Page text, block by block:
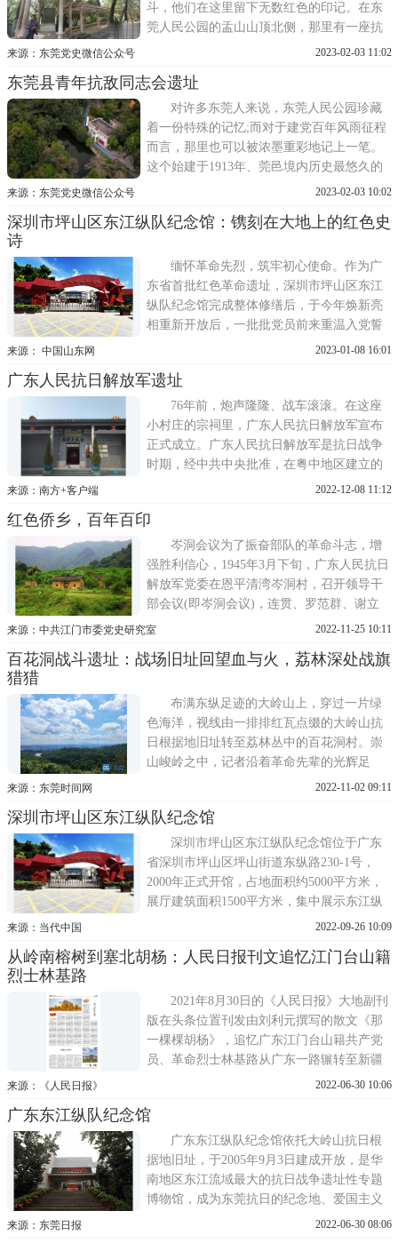
斗，他们在这里留下无数红色的印记。在东
莞人民公园的盂山山顶北侧，那里有一座抗
日亭碑。老模首战东江畔，榴花塔下显忠
东莞抗日模范壮丁队成立50周年而建的纪念
亭。立碑勒石，以铭先烈励后人。正在亭中
休息的万江人何万昌抚摸着
来源：东莞党史微信公众号 2023-02-03 11:02
东莞县青年抗敌同志会遗址
对许多东莞人来说，东莞人民公园珍藏
着一份特殊的记忆;而对于建党百年风雨征程
而言，那里也可以被浓墨重彩地记上一笔。
这个始建于1913年、莞邑境内历史最悠久的
公园，有着悠久的革命传统，许多革命志士
县青年抗敌同志会遗址就位于东莞人民公园
说着那段波澜壮阔的历
来源：东莞党史微信公众号 2023-02-03 10:02
深圳市坪山区东江纵队纪念馆：镌刻在大地上的红色史
诗
缅怀革命先烈，筑牢初心使命。作为广
东省首批红色革命遗址，深圳市坪山区东江
纵队纪念馆完成整体修缮后，于今年焕新亮
相重新开放后，一批批党员前来重温入党誓
词;一队队学生来到纪念馆聆听党史，记录心
事业单位、武警支队、学校等数十个社会团
体，超过万人次到访参观。坪山区东江纵队
纪念馆，是深圳重要的
来源： 中国山东网 2023-01-08 16:01
广东人民抗日解放军遗址
76年前，炮声隆隆、战车滚滚。在这座
小村庄的宗祠里，广东人民抗日解放军宣布
正式成立。广东人民抗日解放军是抗日战争
时期，经中共中央批准，在粤中地区建立的
来源：南方+客户端 2022-12-08 11:12
红色侨乡，百年百印
岑洞会议为了振奋部队的革命斗志，增
强胜利信心，1945年3月下旬，广东人民抗日
解放军党委在恩平清湾岑洞村，召开领导干
部会议(即岑洞会议)，连贯、罗范群、谢立
全、刘田夫等主要领导参加了这次会议。会
总结;部队主要领导采取"小整风"的形式，开
要问题，分析部队遭受
来源：中共江门市委党史研究室 2022-11-25 10:11
百花洞战斗遗址：战场旧址回望血与火，荔林深处战旗
猎猎
布满东纵足迹的大岭山上，穿过一片绿
色海洋，视线由一排排红瓦点缀的大岭山抗
日根据地旧址转至荔林丛中的百花洞村。崇
山峻岭之中，记者沿着革命先辈的光辉足
迹，聆听红色故事，感悟红色力量。号角吹
高亢。荔林深处战旗红，全民抗日志气
高!1941年6月，百花洞村，日军穷途末路，
在烟幕弹下仓皇逃走，华南日
来源：东莞时间网 2022-11-02 09:11
深圳市坪山区东江纵队纪念馆
深圳市坪山区东江纵队纪念馆位于广东
省深圳市坪山区坪山街道东纵路230-1号，
2000年正式开馆，占地面积约5000平方米，
展厅建筑面积1500平方米，集中展示东江纵
队光辉历程和重大贡献。这里是东江纵队的
目前，东纵纪念馆被评为广东省爱国主义教
教育基地、首批广东省红色革
来源：当代中国 2022-09-26 10:09
从岭南榕树到塞北胡杨：人民日报刊文追忆江门台山籍
烈士林基路
2021年8月30日的《人民日报》大地副刊
版在头条位置刊发由刘利元撰写的散文《那
一棵棵胡杨》，追忆广东江门台山籍共产党
员、革命烈士林基路从广东一路辗转至新疆
从事革命工作，并最终为党为人民献出宝贵
精神。以下为原文：村头一株大榕树，绿油
油的叶片在太阳的照耀下反射着光芒，须根
像层层门帘一般垂着。
来源：《人民日报》 2022-06-30 10:06
广东东江纵队纪念馆
广东东江纵队纪念馆依托大岭山抗日根
据地旧址，于2005年9月3日建成开放，是华
南地区东江流域最大的抗日战争遗址性专题
博物馆，成为东莞抗日的纪念地、爱国主义
教育的重要基地和世界反法西斯战争的见证
来源：东莞日报 2022-06-30 08:06